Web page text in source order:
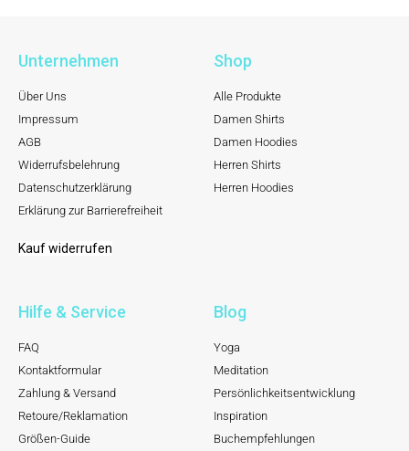
Unternehmen
Über Uns
Impressum
AGB
Widerrufsbelehrung
Datenschutzerklärung
Erklärung zur Barrierefreiheit
Kauf widerrufen
Shop
Alle Produkte
Damen Shirts
Damen Hoodies
Herren Shirts
Herren Hoodies
Hilfe & Service
FAQ
Kontaktformular
Zahlung & Versand
Retoure/Reklamation
Größen-Guide
Blog
Yoga
Meditation
Persönlichkeitsentwicklung
Inspiration
Buchempfehlungen